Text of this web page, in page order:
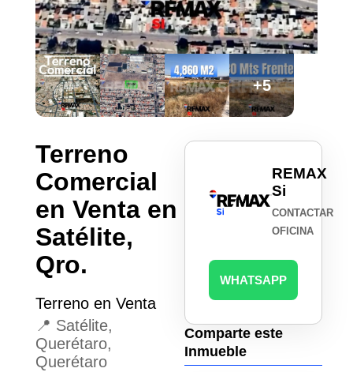
+5
Terreno
Comercial
en Venta en
Satélite,
Qro.
Terreno en Venta
📍 Satélite,
Querétaro,
Querétaro
REMAX
Si
CONTACTAR
OFICINA
WHATSAPP
Comparte este
Inmueble